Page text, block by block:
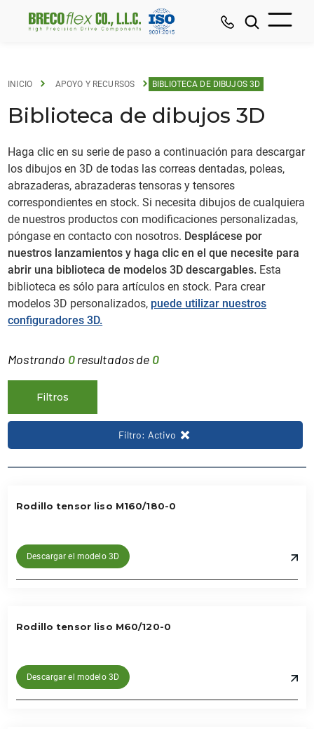
INICIO APOYO Y RECURSOS BIBLIOTECA DE DIBUJOS 3D
Biblioteca de dibujos 3D
Haga clic en su serie de paso a continuación para descargar
los dibujos en 3D de todas las correas dentadas, poleas,
abrazaderas, abrazaderas tensoras y tensores
correspondientes en stock. Si necesita dibujos de cualquiera
de nuestros productos con modificaciones personalizadas,
póngase en contacto con nosotros. Desplácese por
nuestros lanzamientos y haga clic en el que necesite para
abrir una biblioteca de modelos 3D descargables. Esta
biblioteca es sólo para artículos en stock. Para crear
modelos 3D personalizados, puede utilizar nuestros
configuradores 3D.
Mostrando 0resultados de 0
Filtros
Filtro: Activo
Rodillo tensor liso M160/180-0
Descargar el modelo 3D
Rodillo tensor liso M60/120-0
Descargar el modelo 3D